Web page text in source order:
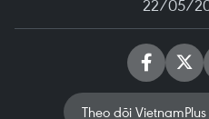
22/05/
Theo dõi VietnamPlus